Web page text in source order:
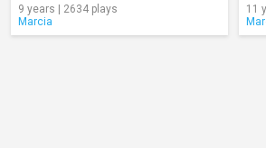
9 years | 2634 plays
Marcia
11